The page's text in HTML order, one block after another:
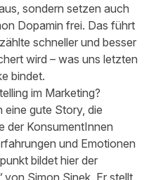
sondern setzen auch
Dopamin frei. Das führt
schneller und besser
wird – was uns letzten
bindet.
im Marketing?
eine gute Story, die
der KonsumentInnen
und Emotionen
bildet hier der
von Simon Sinek. Er stellt